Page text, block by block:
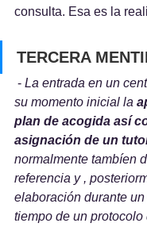
consulta. Esa es la
TERCERA
- La entrada en un
su momento inicial la
plan de acogida así
asignación de un
normalmente tambíen
referencia y ,
elaboración durante
tiempo de un